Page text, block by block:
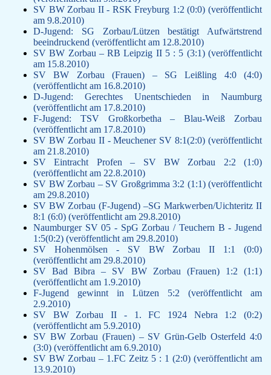
Aktuelles
Spielstätte
Kontakt
Dokumente
Rechtliches
Impressum
SV BW Zorbau II - RSK Freyburg 1:2 (0:0) (veröffentlicht
am 9.8.2010)
D-Jugend: SG Zorbau/Lützen bestätigt Aufwärtstrend
beeindruckend (veröffentlicht am 12.8.2010)
SV BW Zorbau – RB Leipzig II 5 : 5 (3:1) (veröffentlicht
am 15.8.2010)
SV BW Zorbau (Frauen) – SG Leißling 4:0 (4:0)
(veröffentlicht am 16.8.2010)
D-Jugend: Gerechtes Unentschieden in Naumburg
(veröffentlicht am 17.8.2010)
F-Jugend: TSV Großkorbetha – Blau-Weiß Zorbau
(veröffentlicht am 17.8.2010)
SV BW Zorbau II - Meuchener SV 8:1(2:0) (veröffentlicht
am 21.8.2010)
SV Eintracht Profen – SV BW Zorbau 2:2 (1:0)
(veröffentlicht am 22.8.2010)
SV BW Zorbau – SV Großgrimma 3:2 (1:1) (veröffentlicht
am 29.8.2010)
SV BW Zorbau (F-Jugend) –SG Markwerben/Uichteritz II
8:1 (6:0) (veröffentlicht am 29.8.2010)
Naumburger SV 05 - SpG Zorbau / Teuchern B - Jugend
1:5(0:2) (veröffentlicht am 29.8.2010)
SV Hohenmölsen - SV BW Zorbau II 1:1 (0:0)
(veröffentlicht am 29.8.2010)
SV Bad Bibra – SV BW Zorbau (Frauen) 1:2 (1:1)
(veröffentlicht am 1.9.2010)
F-Jugend gewinnt in Lützen 5:2 (veröffentlicht am
2.9.2010)
SV BW Zorbau II - 1. FC 1924 Nebra 1:2 (0:2)
(veröffentlicht am 5.9.2010)
SV BW Zorbau (Frauen) – SV Grün-Gelb Osterfeld 4:0
(3:0) (veröffentlicht am 6.9.2010)
SV BW Zorbau – 1.FC Zeitz 5 : 1 (2:0) (veröffentlicht am
13.9.2010)